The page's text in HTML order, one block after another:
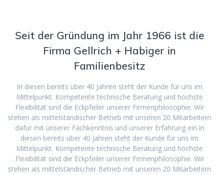
Seit der Gründung im Jahr 1966 ist die
Firma Gellrich + Habiger in
Familienbesitz
In diesen bereits über 40 Jahren steht der Kunde für uns im
Mittelpunkt. Kompetente technische Beratung und höchste
Flexibilität sind die Eckpfeiler unserer Firmenphilosophie. Wir
stehen als mittelständischer Betrieb mit unseren 20 Mitarbeitern
dafür mit unserer Fachkenntnis und unserer Erfahrung ein.In
diesen bereits über 40 Jahren steht der Kunde für uns im
Mittelpunkt. Kompetente technische Beratung und höchste
Flexibilität sind die Eckpfeiler unserer Firmenphilosophie. Wir
stehen als mittelständischer Betrieb mit unseren 20 Mitarbeitern